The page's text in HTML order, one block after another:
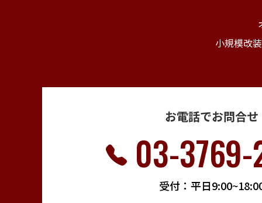
小規模改
お電話でお問合せ
03-
受付：平日